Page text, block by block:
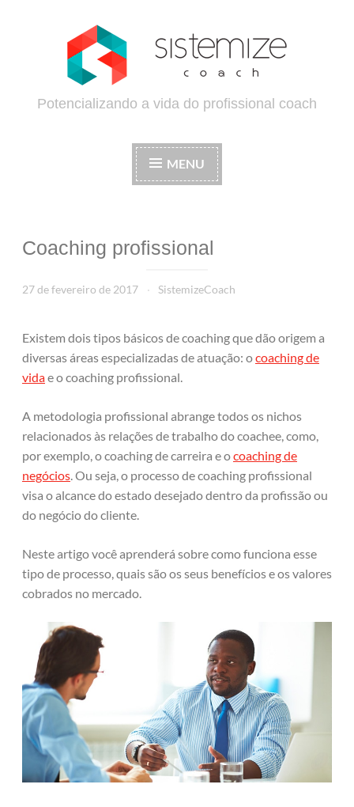
Potencializando a vida do profissional coach
MENU
Coaching profissional
27 de fevereiro de 2017 SistemizeCoach
Existem dois tipos básicos de coaching que dão origem a
diversas áreas especializadas de atuação: ocoaching de
vidae o coaching profissional.
A metodologia profissional abrange todos os nichos
relacionados às relações de trabalho do coachee, como,
por exemplo, o coaching de carreira e ocoaching de
negócios . Ou seja, o processo de coaching profissional
visa o alcance do estado desejado dentro da profissão ou
do negócio do cliente.
Neste artigo você aprenderá sobre como funciona esse
tipo de processo, quais são os seus benefícios e os valores
cobrados no mercado.